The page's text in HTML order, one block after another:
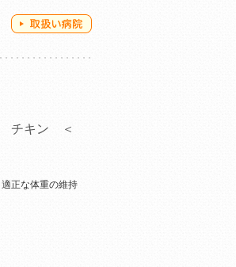
チキン ＜
正な体重の維持